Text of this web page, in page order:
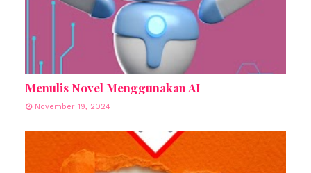
Menulis Novel Menggunakan AI
November 19, 2024